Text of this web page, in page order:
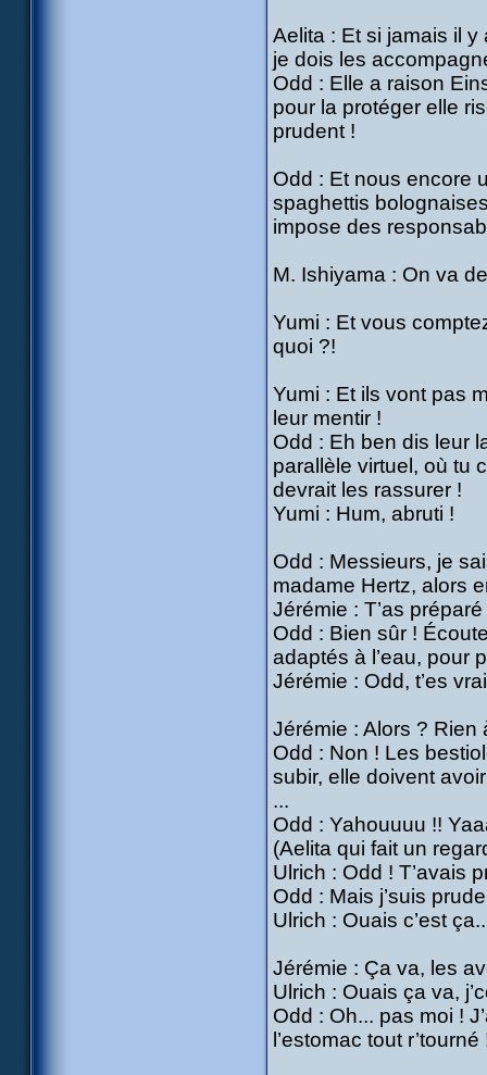
Aelita : Et si jamais il
je dois les
Odd : Elle a raison
pour la protéger elle
prudent !
Odd : Et nous encore
spaghettis
impose des
M. Ishiyama : On va
Yumi : Et vous
quoi ?!
Yumi : Et ils vont pas
leur mentir !
Odd : Eh ben dis leur
parallèle virtuel, où tu
devrait les rassurer !
Yumi : Hum, abruti !
Odd : Messieurs, je
madame Hertz, alors
Jérémie : T’as
Odd : Bien sûr !
adaptés à l’eau, pour
Jérémie : Odd, t’es
Jérémie : Alors ? Rien
Odd : Non ! Les
subir, elle doivent
...
Odd : Yahouuuu !!
(Aelita qui fait un
Ulrich : Odd ! T’avais
Odd : Mais j’suis
Ulrich : Ouais c’est
Jérémie : Ça va, les
Ulrich : Ouais ça va,
Odd : Oh... pas moi !
l’estomac tout